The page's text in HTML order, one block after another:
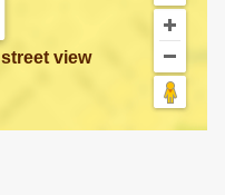
street view